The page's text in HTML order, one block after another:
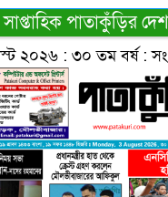
সাপ্তাহিক পাতাকুঁড়ির দেশ
২০২৬ : ৩০ তম বর্ষ :